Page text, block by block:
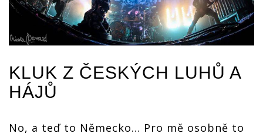
KLUK Z ČESKÝCH LUHŮ A
HÁJŮ
No, a teď to Německo... Pro mě osobně to